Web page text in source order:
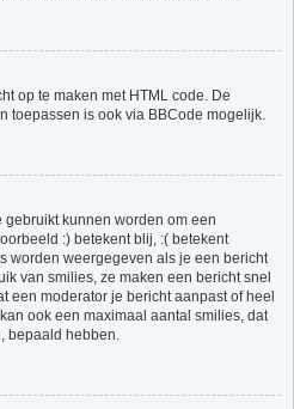
op te maken met HTML code. De
toepassen is ook via BBCode mogelijk.
kunnen worden om een
:) betekent blij, :( betekent
worden weergegeven als je een bericht
van smilies, ze maken een bericht snel
een moderator je bericht aanpast of heel
ook een maximaal aantal smilies, dat
bepaald hebben.